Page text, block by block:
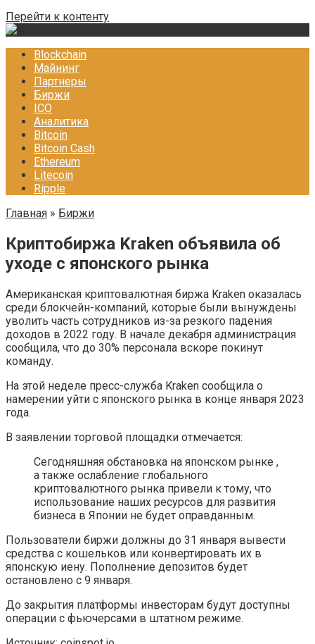
Перейти к контенту
Blockchain
Майнинг
Партнеры
Биржи
ICO
Аналитика
Bitcoin
Bitcoin Cash
Ethereum
Litecoin
Ripple
Главная » Биржи
Криптобиржа Kraken объявила об
уходе с японского рынка
Американская криптовалютная биржа Kraken оказалась
среди блокчейн-компаний, которые были вынуждены
уволить часть сотрудников из-за резкого падения
доходов в 2022 году. В начале декабря администрация
сообщила, что до 30% персонала вскоре покинут
команду.
На этой неделе пресс-служба Kraken сообщила о
намерении уйти с японского рынка в конце января 2023
года.
В заявлении торговой площадки отмечается:
Сегодняшняя обстановка на японском рынке ,
а также ослабление глобального
криптовалютного рынка привели к тому, что
использование наших ресурсов для развития
бизнеса в Японии не будет оправданным.
Пользователи биржи должны до 31 января вывести
средства с кошельков или конвертировать их в
японскую иену. Пополнение депозитов будет
остановлено с 9 января.
До закрытия платформы инвесторам будут доступны
операции с фьючерсами в штатном режиме.